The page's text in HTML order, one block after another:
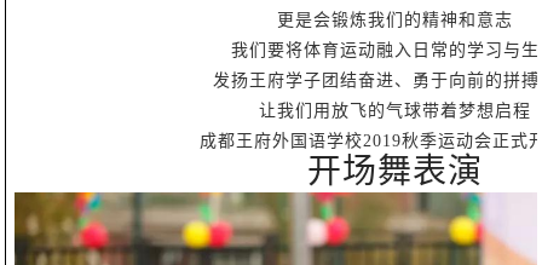
更是会锻炼我们的精神和意志
我们要将体育运动融入日常的学习与
发扬王府学子团结奋进、勇于向前的拼
让我们用放飞的气球带着梦想启程
成都王府外国语学校2019秋季运动会正式
开场舞表演